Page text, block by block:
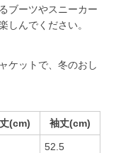
ブーツやスニーカー
しんでください。
ケットで、冬のおし
(cm) 袖丈(cm)
52.5